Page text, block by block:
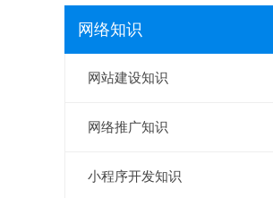
网络知识
网站建设知识
网络推广知识
小程序开发知识